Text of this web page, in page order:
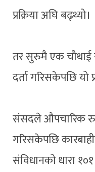
प्रक्रिया अघि बढ्थ्यो।
तर सुरुमै एक चौथाई
दर्ता गरिसकेपछि
संसदले औपचारिक
गरिसकेपछि
संविधानको धारा